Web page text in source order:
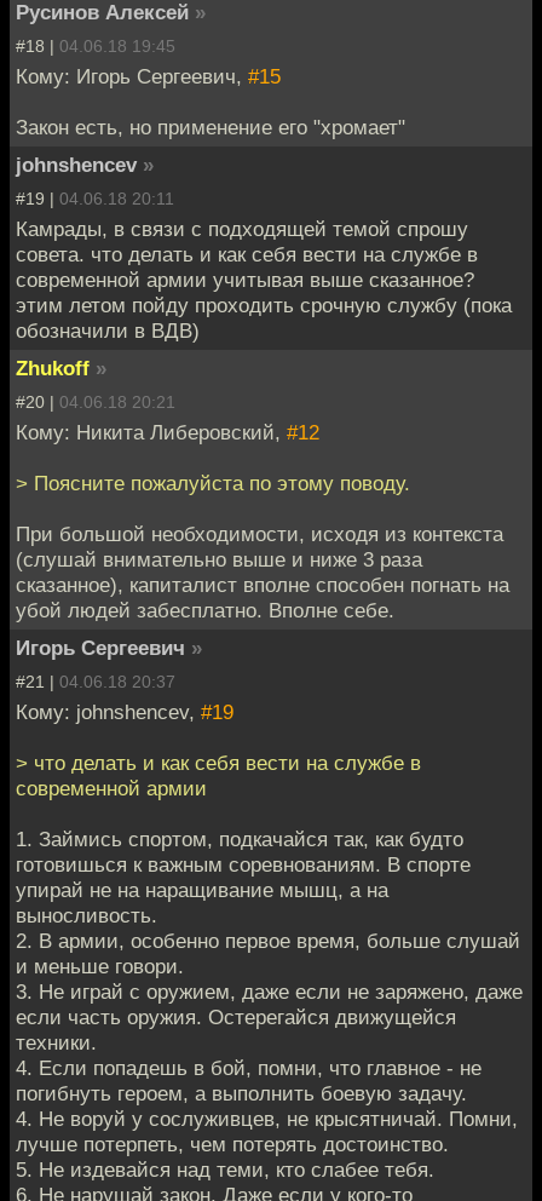
Русинов Алексей »
#18 | 04.06.18 19:45
Кому: Игорь Сергеевич, #15
Закон есть, но применение его "хромает"
johnshencev »
#19 | 04.06.18 20:11
Камрады, в связи с подходящей темой спрошу
совета. что делать и как себя вести на службе в
современной армии учитывая выше сказанное?
этим летом пойду проходить срочную службу (пока
обозначили в ВДВ)
Zhukoff »
#20 | 04.06.18 20:21
Кому: Никита Либеровский, #12
> Поясните пожалуйста по этому поводу.
При большой необходимости, исходя из контекста
(слушай внимательно выше и ниже 3 раза
сказанное), капиталист вполне способен погнать на
убой людей забесплатно. Вполне себе.
Игорь Сергеевич »
#21 | 04.06.18 20:37
Кому: johnshencev, #19
> что делать и как себя вести на службе в
современной армии
1. Займись спортом, подкачайся так, как будто
готовишься к важным соревнованиям. В спорте
упирай не на наращивание мышц, а на
выносливость.
2. В армии, особенно первое время, больше слушай
и меньше говори.
3. Не играй с оружием, даже если не заряжено, даже
если часть оружия. Остерегайся движущейся
техники.
4. Если попадешь в бой, помни, что главное - не
погибнуть героем, а выполнить боевую задачу.
4. Не воруй у сослуживцев, не крысятничай. Помни,
лучше потерпеть, чем потерять достоинство.
5. Не издевайся над теми, кто слабее тебя.
6. Не нарушай закон. Даже если у кого-то